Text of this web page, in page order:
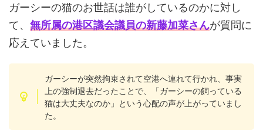
ガーシーの猫のお世話は誰がしているのかに対し
て、 無所属の港区議会議員の新藤加菜さんが質問に
応えていました。
ガーシーが突然拘束されて空港へ連れて行かれ、事実
上の強制退去だったことで、「ガーシーの飼っている
猫は大丈夫なのか」という心配の声が上がっていまし
た。